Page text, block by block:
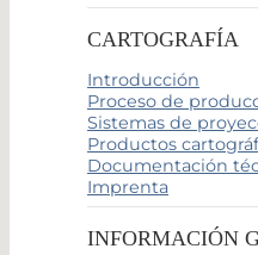
CARTOGRAFÍA
Introducción
Proceso de
Sistemas de
Productos
Documentación
Imprenta
INFORMACIÓN